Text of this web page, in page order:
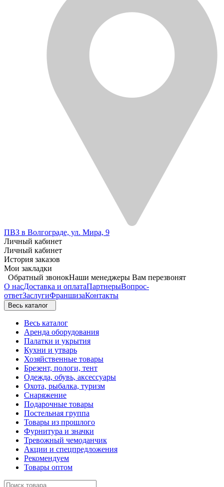
ПВЗ в Волгограде, ул. Мира, 9
Личный кабинет
Личный кабинет
История заказов
Мои закладки
Обратный звонокНаши менеджеры Вам перезвонят
О насДоставка и оплатаПартнерыВопрос-
ответЗаслугиФраншизаКонтакты
Весь каталог
Весь каталог
Аренда оборудования
Палатки и укрытия
Кухни и утварь
Хозяйственные товары
Брезент, пологи, тент
Одежда, обувь, аксессуары
Охота, рыбалка, туризм
Снаряжение
Подарочные товары
Постельная группа
Товары из прошлого
Фурнитура и значки
Тревожный чемоданчик
Акции и спецпредложения
Рекомендуем
Товары оптом